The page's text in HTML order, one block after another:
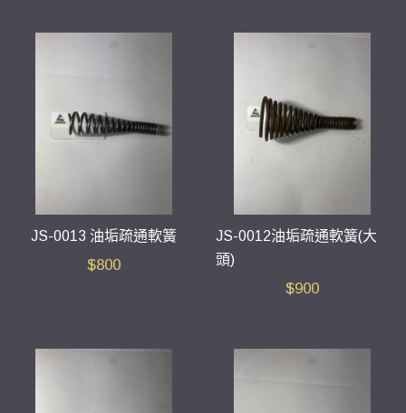
JS-0013 油垢疏通軟簧
$800
JS-0012油垢疏通軟簧(大
頭)
$900